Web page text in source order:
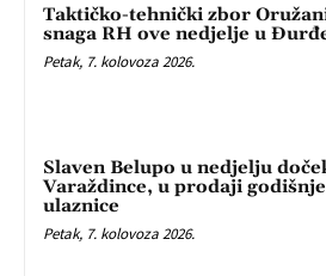
Taktičko-tehnički zbor
snaga RH ove nedjelje u
Petak, 7. kolovoza 2026.
Slaven Belupo u nedjelju
Varaždince, u prodaji godišnje
ulaznice
Petak, 7. kolovoza 2026.